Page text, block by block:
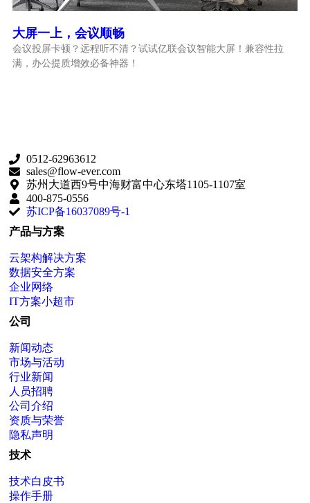
大屏一上，会议顺畅
会议投屏卡顿？远程听不清？试试亿联会议智能大屏！兼容性拉
满，办公提质增效必备神器！
0512-62963612
sales@flow-ever.com
苏州大道西9号中海财富中心东塔1105-1107室
400-875-0556
苏ICP备16037089号-1
产品与方案
云架构解决方案
数据安全方案
企业网络
IT方案小超市
公司
新闻动态
市场与活动
行业新闻
人员招聘
公司介绍
资质与荣誉
隐私声明
技术
技术白皮书
操作手册